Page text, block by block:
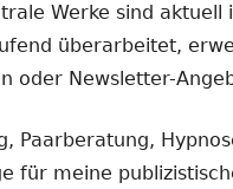
Werke sind
überarbeitet,
oder Newsletter-
Paarberatung,
für meine